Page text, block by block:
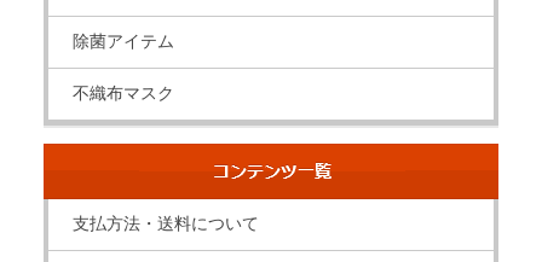
除菌アイテム
不織布マスク
支払方法・送料について